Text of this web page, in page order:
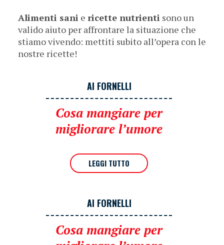
Alimenti sani e ricette nutrienti sono un
valido aiuto per affrontare la situazione che
stiamo vivendo: mettiti subito all’opera con le
nostre ricette!
AI FORNELLI
Cosa mangiare per
migliorare l’umore
LEGGI TUTTO
AI FORNELLI
Cosa mangiare per